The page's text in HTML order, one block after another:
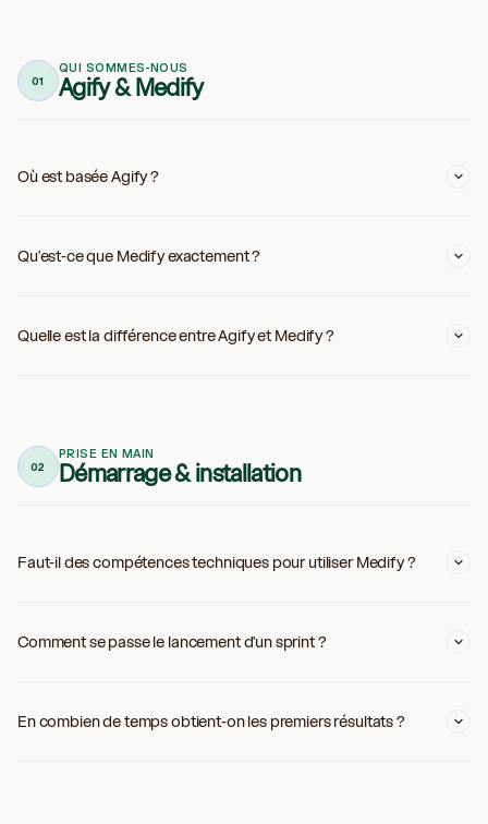
01
QUI SOMMES-NOUS
Agify & Medify
Où est basée Agify ?
Qu'est-ce que Medify exactement ?
Quelle est la différence entre Agify et Medify ?
02
PRISE EN MAIN
Démarrage & installation
Faut-il des compétences techniques pour utiliser Medify ?
Comment se passe le lancement d'un sprint ?
En combien de temps obtient-on les premiers résultats ?